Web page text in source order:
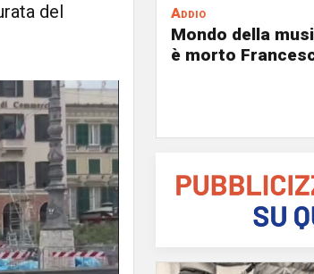
del
Addio
Mondo della
è morto